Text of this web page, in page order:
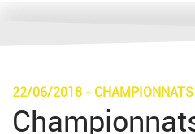
22/06/2018 -